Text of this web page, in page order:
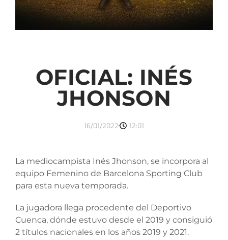
OFICIAL: INÉS
JHONSON
16/01/2022 12:01
La mediocampista Inés Jhonson, se incorpora al
equipo Femenino de Barcelona Sporting Club
para esta nueva temporada.
La jugadora llega procedente del Deportivo
Cuenca, dónde estuvo desde el 2019 y consiguió
2 títulos nacionales en los años 2019 y 2021.